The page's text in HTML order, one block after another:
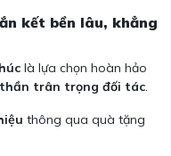
kết bền lâu, khẳng
là lựa chọn hoàn hảo
trân trọng đối tác.
thông qua quà tặng